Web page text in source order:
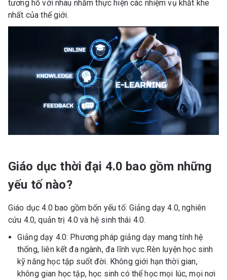
tương hỗ với nhau nhằm thực hiện các nhiệm vụ khắt khe
nhất của thế giới.
Giáo dục thời đại 4.0 bao gồm những
yếu tố nào?
Giáo dục 4.0 bao gồm bốn yếu tố: Giảng dạy 4.0, nghiên
cứu 4.0, quản trị 4.0 và hệ sinh thái 4.0.
Giảng dạy 4.0: Phương pháp giảng dạy mang tính hệ
thống, liên kết đa ngành, đa lĩnh vực.Rèn luyện học sinh
kỹ năng học tập suốt đời. Không giới hạn thời gian,
không gian học tập, học sinh có thể học mọi lúc, mọi nơi